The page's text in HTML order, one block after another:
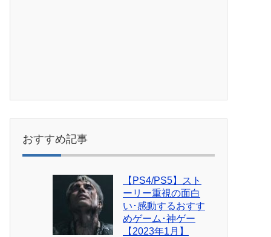
おすすめ記事
【PS4/PS5】スト
ーリー重視の面白
い･感動するおすす
めゲーム･神ゲー
【2023年1月】